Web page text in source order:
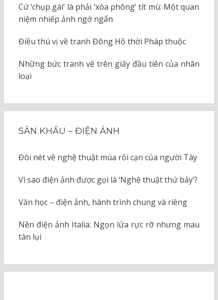
Cứ ‘chụp gái’ là phải ‘xóa phông’ tít mù: Một quan
niệm nhiếp ảnh ngớ ngẩn
Điều thú vị về tranh Đông Hồ thời Pháp thuộc
Những bức tranh vẽ trên giấy đầu tiên của nhân
loại
SÂN KHẤU – ĐIỆN ẢNH
Đôi nét về nghệ thuật múa rối cạn của người Tày
Vì sao điện ảnh được gọi là ‘Nghệ thuật thứ bảy’?
Văn học – điện ảnh, hành trình chung và riêng
Nền điện ảnh Italia: Ngọn lửa rực rỡ nhưng mau
tàn lụi